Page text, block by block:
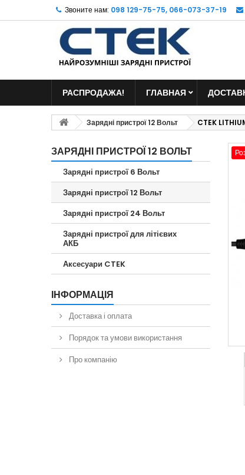
Звоните нам: 098 129-75-75, 066-073-37-19
РАСПРОДАЖА! ГЛАВНАЯ
Зарядні пристрої 12 Вольт CTEK
ЗАРЯДНІ ПРИСТРОЇ 12 ВОЛЬТ
Зарядні пристрої 6 Вольт
Зарядні пристрої 12 Вольт
Зарядні пристрої 24 Вольт
Зарядні пристрої для літієвих
АКБ
Аксесуари CTEK
ІНФОРМАЦІЯ
Доставка і оплата
Порядок та умови використання
Про компанію